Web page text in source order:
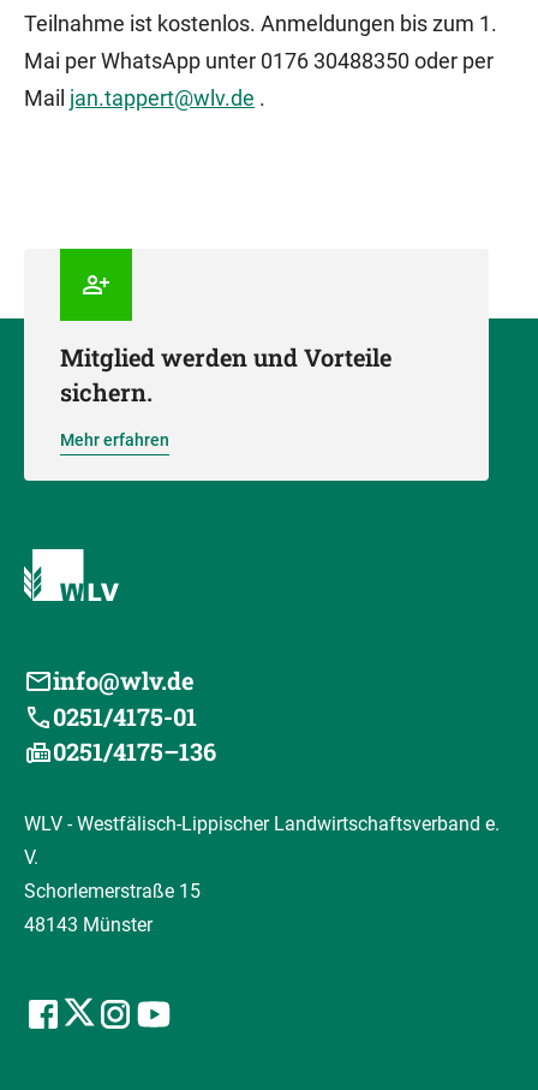
Teilnahme ist kostenlos. Anmeldungen bis zum 1.
Mai per WhatsApp unter 0176 30488350 oder per
Mail jan.tappert@wlv.de .
Mitglied werden und Vorteile
sichern.
Mehr erfahren
info@wlv.de
0251/4175-01
0251/4175–136
WLV - Westfälisch-Lippischer Landwirtschaftsverband e.
V.
Schorlemerstraße 15
48143 Münster